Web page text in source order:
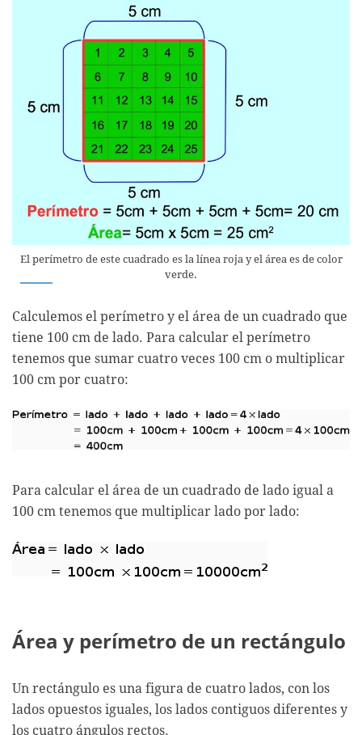
El perímetro de este cuadrado es la línea roja y el área es de color
verde.
Calculemos el perímetro y el área de un cuadrado que
tiene 100 cm de lado. Para calcular el perímetro
tenemos que sumar cuatro veces 100 cm o multiplicar
100 cm por cuatro:
Para calcular el área de un cuadrado de lado igual a
100 cm tenemos que multiplicar lado por lado:
Área y perímetro de un rectángulo
Un rectángulo es una figura de cuatro lados, con los
lados opuestos iguales, los lados contiguos diferentes y
los cuatro ángulos rectos.